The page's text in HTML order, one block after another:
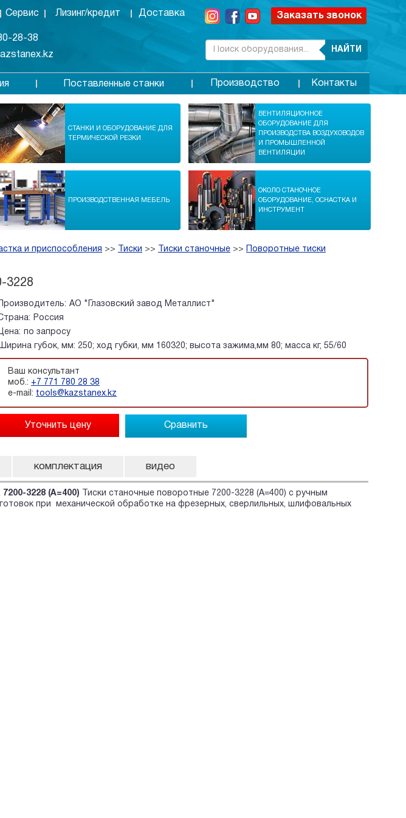
Сервис Лизинг/кредит Доставка
28-38
Заказать звонок
НАЙТИ
Поставленные станки Производство Контакты
СТАНКИ И ОБОРУДОВАНИЕ ДЛЯ
ТЕРМИЧЕСКОЙ РЕЗКИ
ВЕНТИЛЯЦИОННОЕ
ОБОРУДОВАНИЕ ДЛЯ
ПРОИЗВОДСТВА ВОЗДУХОВОДОВ
И ПРОМЫШЛЕННОЙ
ВЕНТИЛЯЦИИ
ПРОИЗВОДСТВЕННАЯ МЕБЕЛЬ
ОКОЛО СТАНОЧНОЕ
ОБОРУДОВАНИЕ, ОСНАСТКА И
ИНСТРУМЕНТ
и приспособления >> Тиски >> Тиски станочные >>
Поворотные тиски
3228
Производитель: АО "Глазовский завод Металлист"
Россия
по запросу
губок, мм: 250; ход губки, мм 160320; высота зажима,мм 80; масса кг, 55/60
Ваш консультант
моб.: +7 771 780 28 38
e-mail: tools@kazstanex.kz
Сравнить
комплектация видео
3228 (А=400) Тиски станочные поворотные 7200-3228 (А=400) с ручным
при механической обработке на фрезерных, сверлильных, шлифовальных